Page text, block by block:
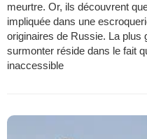
meurtre. Or, ils découvrent
impliquée dans une
originaires de Russie. La plus
surmonter réside dans le fait
inaccessible